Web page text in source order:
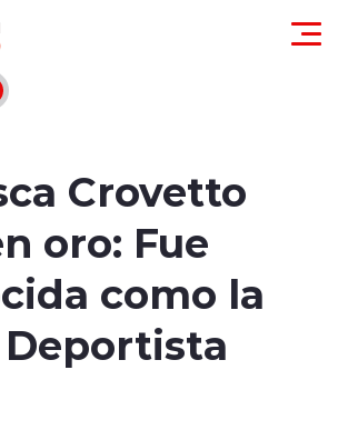
Crovetto
oro: Fue
como la